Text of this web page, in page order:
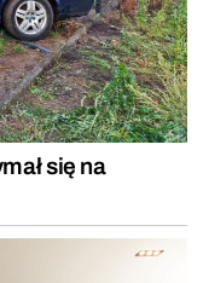
się na